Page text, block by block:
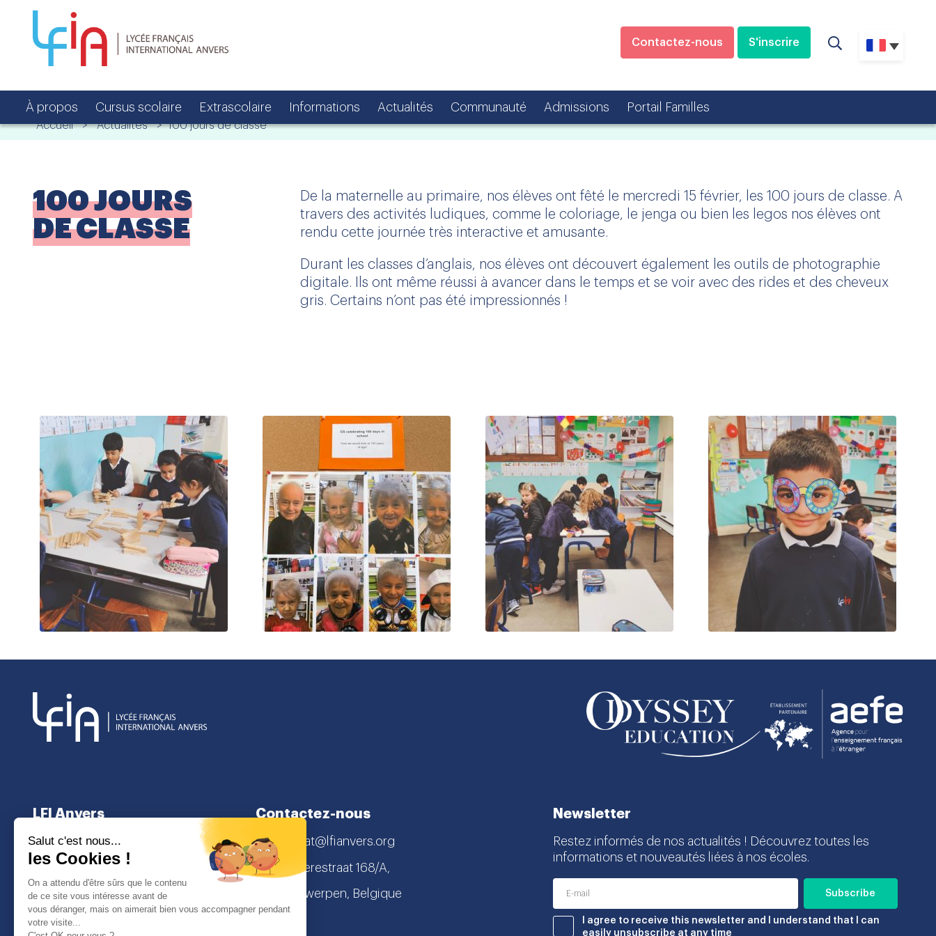
Contactez-nous S'inscrire
À propos Cursus scolaire Extrascolaire Informations Actualités Communauté Admissions Portail Familles
Accueil > Actualités > 100 jours de classe
100 JOURS
DE CLASSE
De la maternelle au primaire, nos élèves ont fêté le mercredi 15 février, les 100 jours de classe. A
travers des activités ludiques, comme le coloriage, le jenga ou bien les legos nos élèves ont
rendu cette journée très interactive et amusante.
Durant les classes d’anglais, nos élèves ont découvert également les outils de photographie
digitale. Ils ont même réussi à avancer dans le temps et se voir avec des rides et des cheveux
gris. Certains n’ont pas été impressionnés !
LFI Anvers
À propos
Cursus scolaire
Admissions
Contactez-nous
secretariat@lfianvers.org
Lamorinierestraat 168/A,
2018 Antwerpen, Belgique
Newsletter
Restez informés de nos actualités ! Découvrez toutes les
informations et nouveautés liées à nos écoles.
I agree to receive this newsletter and I understand that I can
easily unsubscribe at any time